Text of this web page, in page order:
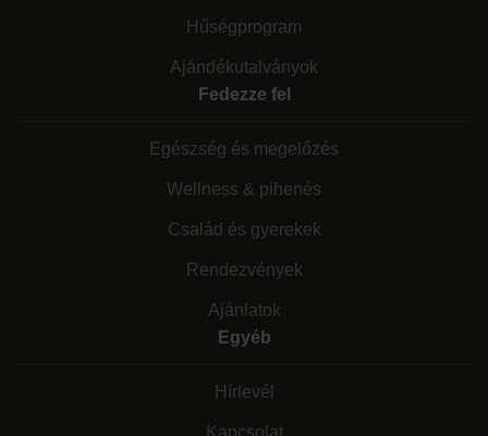
Hűségprogram
Ajándékutalványok
Fedezze fel
Egészség és megelőzés
Wellness & pihenés
Család és gyerekek
Rendezvények
Ajánlatok
Egyéb
Hírlevél
Kapcsolat